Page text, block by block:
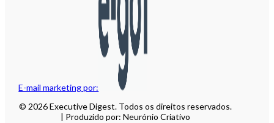
E-mail marketing por:
© 2026 Executive Digest. Todos os direitos reservados.
| Produzido por: Neurónio Criativo